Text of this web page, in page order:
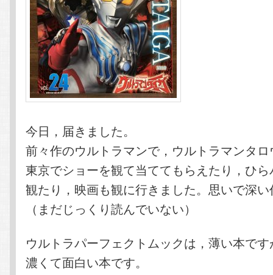
今日，届きました。
前々作のウルトラマンで，ウルトラマンタ
東京でショーを観て当ててもらえたり，ひ
観たり，映画も観に行きました。思いで深
（まだじっくり読んでいない）
ウルトラパーフェクトムックは，薄い本で
濃くて面白い本です。